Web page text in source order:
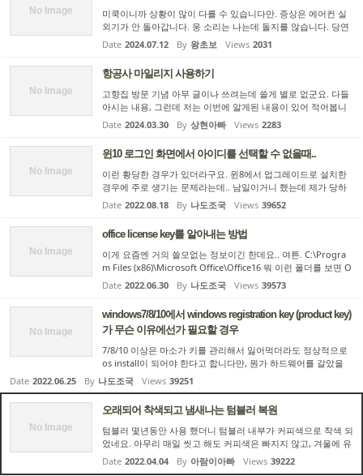
No Image
미쿡이니까 상황이 많이 다를 수 있습니다만. 증상은 에어컨 실
외기가 안 돌아갑니다. 웅 소리는 나는데 돌지를 않습니다. 당연
히 시원해지지도 않지요. 미쿡은 일단 전압이 120V입니다. 따라
서 여러가지로 겁을 주기는 해도 우리나라 보다는 전기 만지는게
Date 2024.07.12 By 왕초보 Views 2031
No Image
항공사 마일리지 사용하기
고향집 방문 기념 아무 글이나 쓰려는데 쓸게 별로 없군요. 다들
아시는 내용, 그런데 저는 이번에 알게된 내용이 있어 적어봅니
다. 원래 항공사 마일리지는 유효기간이라는게 없었습니다. 한번
적립하면 평생 사용할 수 있었습니다. 그런데 2008년 대한항공,
Date 2024.03.30 By 상현아빠 Views 2283
No Image
윈10 로그인 화면에서 아이디를 선택할 수 없을때..
이런 황당한 경우가 있더라구요. 윈8에서 업그레이드로 설치한
경우에 주로 생기는 문제라는데.. 남일이거니 했는데 제가 당하
니 살짝 당황하게 됩니다. 근본적인 해결책은 아직은 모르고요..
임시 해결책만 알았습니다. 현재 설정된 아이디로만 로그인이 되
Date 2022.08.18 By 나도조국 Views 39652
No Image
office license key를 알아내는 방법
이게 요즘엔 거의 쓸모없는 정보이긴 한데요.. 여튼. C:\Progra
m Files (x86)\Microsoft Office\Office16 뭐 이런 폴더를 보면 O
SPP.VBS (모두 대문자.. 첫글자는 알파벳 오 입니다. 5가 아니고
영도 아니고요)라는 파일이 있습니다. 이넘을.. cscript "C:\Pro...
Date 2022.06.30 By 나도조국 Views 39573
No Image
windows7/8/10에서 windows registration key (product key)
가 무슨 이유에선가 필요할 경우
7/8/10 이상은 마소가 키를 관리해서 잃어먹더라도 정상적으로
os install이 되어야 한다고 합니다만, 뭔가 하드웨어를 갈았을
경우 문제가 생기는 경우가 있습니다. 물론 그런 경우에도 마소
에 전화해서 해결하면 보통 되긴 하는데 그게 귀찮다면.. produc
Date 2022.06.25 By 나도조국 Views 39251
No Image
오래되어 착색되고 냄새나는 텀블러 복원
텀블러 몇년동안 사용 했더니 텀블러 내부가 커피색으로 착색 되
었네요. 아무리 매일 씻고 해도 커피색은 빠지지 않고, 겨울에 유
자차와 홍차등 여러가지 음료를 태워 마셨더니 커피를 마셔도 유
자맛이 나는 신기한 경험을 했습니다. 오래 사용하기도 해서
Date 2022.04.04 By 아람이아빠 Views 39222